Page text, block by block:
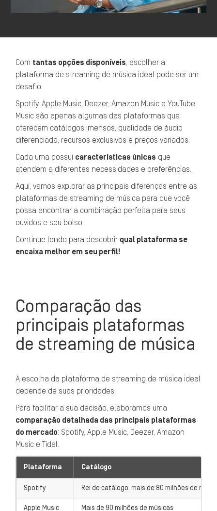
Com tantas opções disponíveis , escolher a
plataforma de streaming de música ideal pode ser um
desafio.
Spotify, Apple Music, Deezer, Amazon Music e YouTube
Music são apenas algumas das plataformas que
oferecem catálogos imensos, qualidade de áudio
diferenciada, recursos exclusivos e preços variados.
Cada uma possui características únicas que
atendem a diferentes necessidades e preferências.
Aqui, vamos explorar as principais diferenças entre as
plataformas de streaming de música para que você
possa encontrar a combinação perfeita para seus
ouvidos e seu bolso.
Continue lendo para descobrir qual plataforma se
encaixa melhor em seu perfil!
Comparação das
principais plataformas
de streaming de música
A escolha da plataforma de streaming de música ideal
depende de suas prioridades.
Para facilitar a sua decisão, elaboramos uma
comparação detalhada das principais plataformas
do mercado: Spotify, Apple Music, Deezer, Amazon
Music e Tidal.
Plataforma Catálogo
Spotify Rei do catálogo, mais de 80 milhões de
Apple Music Mais de 90 milhões de músicas